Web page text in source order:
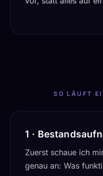
SO LÄUFT
1 ·
Zuerst schaue ich
genau an: Was